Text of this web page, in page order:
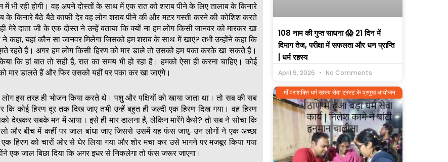
में भी रही होगी। वह अपने दोस्तों के साथ में एक रात को शराब पीने के लिए तालाब के किनारे
किनारे बैठे बैठे काफी देर वह लोग शराब पीने की और मटर गस्ती करने की कोशिश करते
मेरे दाता जी के एक दोस्त ने उन्हें बताया कि क्यों ना हम लोग किसी जानवर को मारकर खा
ने कहा, यहां कौन सा जानवर मिलेगा जिसको हम शराब के साथ में खाएं? तभी उन्होंने कहा कि
रहते हैं। अगर हम लोग किसी हिरण को मार डाले तो उसको हम पका करके खा सकते हैं।
कि हां बात तो सही है, रात का समय भी हो रहा है। हमको ऐसा ही करना चाहिए। कोई
मार डालते हैं और फिर उसको यहीं पर पका कर खा जाएंगे।
लोग इस तरह ही भोजन किया करते थे। पशु और पक्षियों को खाया जाता था। तो सब की सब
कोई हिरण दूर तक दिख जाए तभी उन्हें बहुत ही जल्दी एक हिरण दिख गया। वह हिरण
देखकर सबके मन में आया। इसे ही मार डालना है, लेकिन मारेंगे कैसे? तो सब ने सोचा कि
और बीच में कहीं पर जाल बांधा जाए जिससे उसमें यह फंस जाए, उन लोगों ने एक अच्छा
हिरण को चारों ओर से घेर लिया गया और शोर मचा कर उसे भागने पर मजबूर किया गया
एक जाल बिछा दिया कि अगर इधर से निकलेगा तो फंस जरूर जाएगा।
108 नाम की गुप्त साधना 😱 21 दिन में
दिमाग तेज, परीक्षा में सफलता और धन प्राप्ति
| धर्म रहस्य
April 9, 2026 No Comments
माँ पराशक्ति धर्म रहस्य सेवा ट्रस्ट के प्रमुख आयोजन